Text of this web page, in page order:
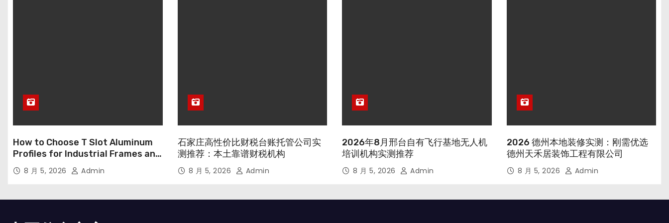
How to Choose T Slot Aluminum
Profiles for Industrial Frames and
Solar Projects
8 月 5, 2026 Admin
石家庄高性价比财税台账托管公司实
测推荐：本土靠谱财税机构
8 月 5, 2026 Admin
2026年8月邢台自有飞行基地无人机
培训机构实测推荐
8 月 5, 2026 Admin
2026 德州本地装修实测：刚需优选
德州天禾居装饰工程有限公司
8 月 5, 2026 Admin